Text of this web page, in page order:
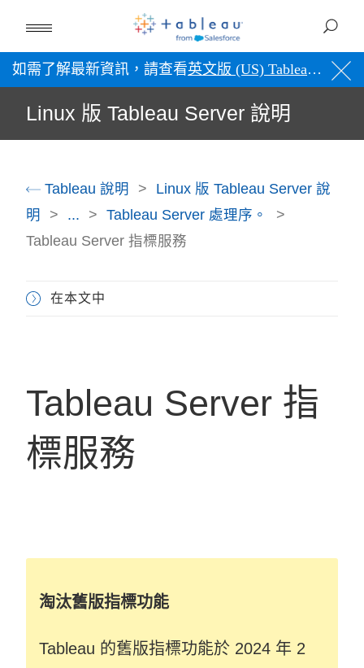
如需了解最新資訊，請查看英文版 (US) Tableau 說明 。
Linux 版 Tableau Server 說明
Tableau 說明
Linux 版 Tableau Server 說
明
...
Tableau Server 處理序。
Tableau Server 指標服務
在本文中
Tableau Server 指
標服務
淘汰舊版指標功能
Tableau 的舊版指標功能於 2024 年 2